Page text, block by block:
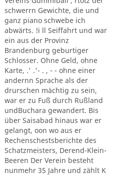
schwerrn Gewichte, die und
ganz piano schwebe ich
abwärts. !i ll Seiffahrt und war
ein aus der Provinz
Brandenburg geburtiger
Schlosser. Ohne Geld, ohne
Karte, .' .'- . , - - ohne einer
andernn Sprache als der
drurschen mächtig zu sein,
war er zu Fuß durch Rußland
undBuchara gewandert. Bis
über Saisabad hinaus war er
gelangt, oon wo aus er
Rechenschestsberichte des
Schatzmeisters, Derend-Klein-
Beeren Der Verein besteht
nunmehr 35 Jahre und zählt K